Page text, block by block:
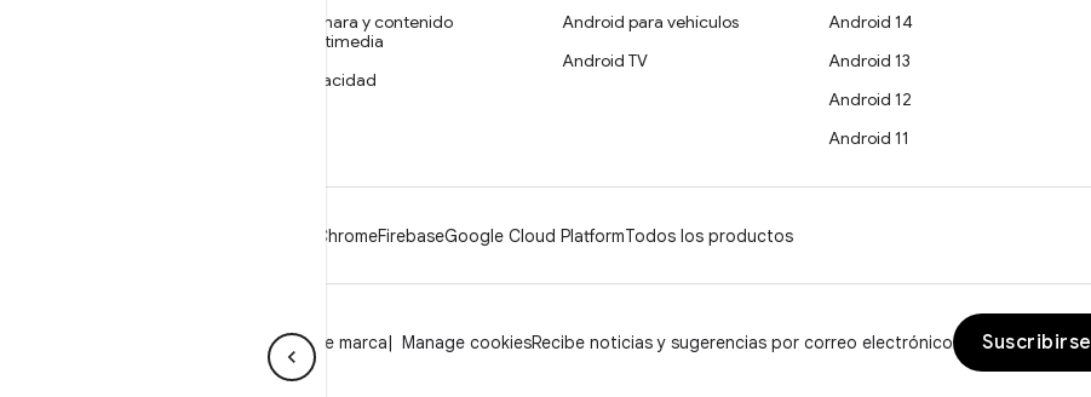
Cámara y contenido
multimedia
Privacidad
Android para vehículos
Android TV
Android 14
Android 13
Android 12
Android 11
ChromeFirebaseGoogle Cloud PlatformTodos los productos
Lineamientos de marca Manage cookiesRecibe noticias y sugerencias por correo electrónico Suscribirse